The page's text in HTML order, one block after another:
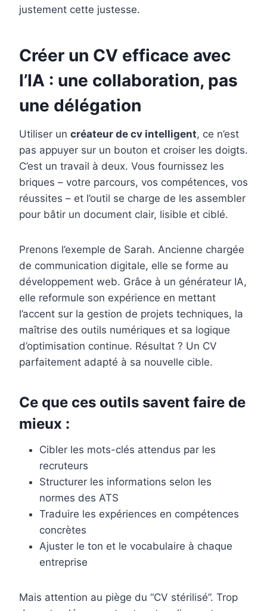
justement cette justesse.
Créer un CV efficace avec
l’IA : une collaboration, pas
une délégation
Utiliser un créateur de cv intelligent, ce n’est
pas appuyer sur un bouton et croiser les doigts.
C’est un travail à deux. Vous fournissez les
briques – votre parcours, vos compétences, vos
réussites – et l’outil se charge de les assembler
pour bâtir un document clair, lisible et ciblé.
Prenons l’exemple de Sarah. Ancienne chargée
de communication digitale, elle se forme au
développement web. Grâce à un générateur IA,
elle reformule son expérience en mettant
l’accent sur la gestion de projets techniques, la
maîtrise des outils numériques et sa logique
d’optimisation continue. Résultat ? Un CV
parfaitement adapté à sa nouvelle cible.
Ce que ces outils savent faire de
mieux :
Cibler les mots-clés attendus par les
recruteurs
Structurer les informations selon les
normes des ATS
Traduire les expériences en compétences
concrètes
Ajuster le ton et le vocabulaire à chaque
entreprise
Mais attention au piège du “CV stérilisé”. Trop